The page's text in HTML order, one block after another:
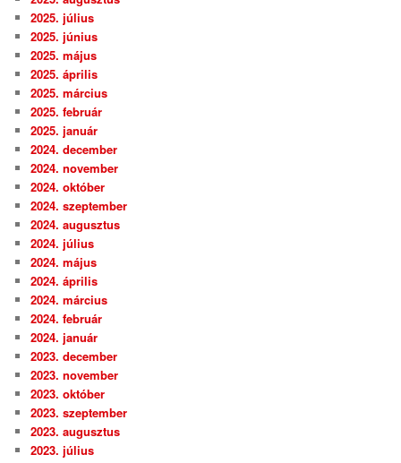
2025. július
2025. június
2025. május
2025. április
2025. március
2025. február
2025. január
2024. december
2024. november
2024. október
2024. szeptember
2024. augusztus
2024. július
2024. május
2024. április
2024. március
2024. február
2024. január
2023. december
2023. november
2023. október
2023. szeptember
2023. augusztus
2023. július